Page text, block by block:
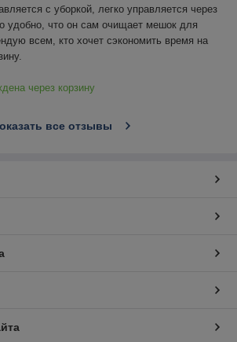
с уборкой, легко управляется через
удобно, что он сам очищает мешок для
всем, кто хочет сэкономить время на
через корзину
все отзывы